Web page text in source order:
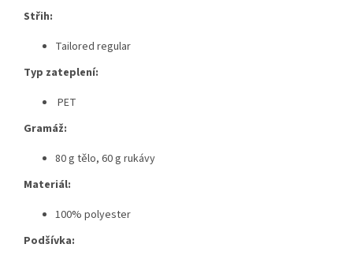
Střih:
Tailored regular
Typ zateplení:
PET
Gramáž:
80 g tělo, 60 g rukávy
Materiál:
100% polyester
Podšívka: